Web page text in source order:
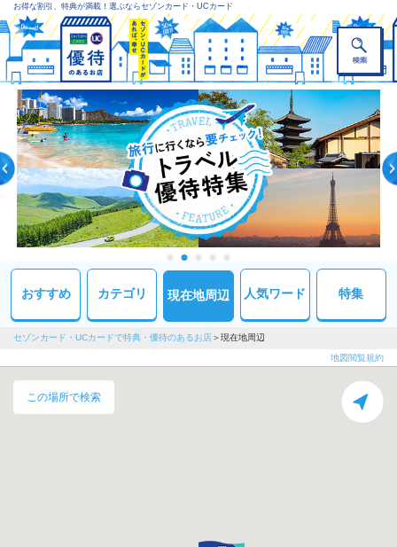
お得な割引、特典が満載！選ぶならセゾンカード・UCカード
おすすめ カテゴリ 現在地周辺 人気ワード 特集
セゾンカード・UCカードで特典・優待のあるお店 現在地周辺
地図閲覧規約
この場所で検索